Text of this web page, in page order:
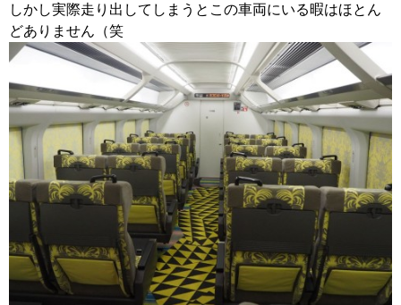
しかし実際走り出してしまうとこの車両にいる暇はほとん
どありません（笑